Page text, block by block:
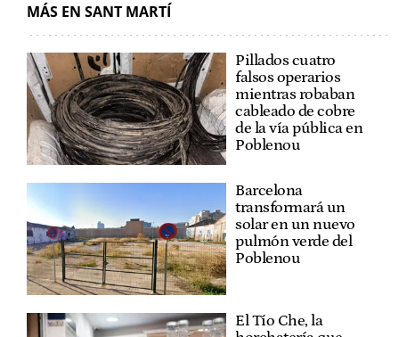
MÁS EN SANT MARTÍ
Pillados cuatro
falsos operarios
mientras robaban
cableado de cobre
de la vía pública en
Poblenou
Barcelona
transformará un
solar en un nuevo
pulmón verde del
Poblenou
El Tío Che, la